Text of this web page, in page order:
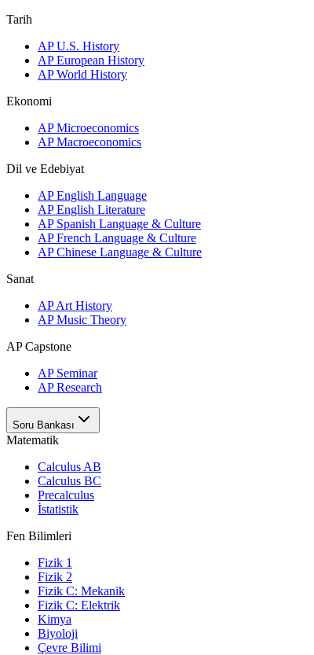
Tarih
AP U.S. History
AP European History
AP World History
Ekonomi
AP Microeconomics
AP Macroeconomics
Dil ve Edebiyat
AP English Language
AP English Literature
AP Spanish Language & Culture
AP French Language & Culture
AP Chinese Language & Culture
Sanat
AP Art History
AP Music Theory
AP Capstone
AP Seminar
AP Research
Soru Bankası
Matematik
Calculus AB
Calculus BC
Precalculus
İstatistik
Fen Bilimleri
Fizik 1
Fizik 2
Fizik C: Mekanik
Fizik C: Elektrik
Kimya
Biyoloji
Çevre Bilimi